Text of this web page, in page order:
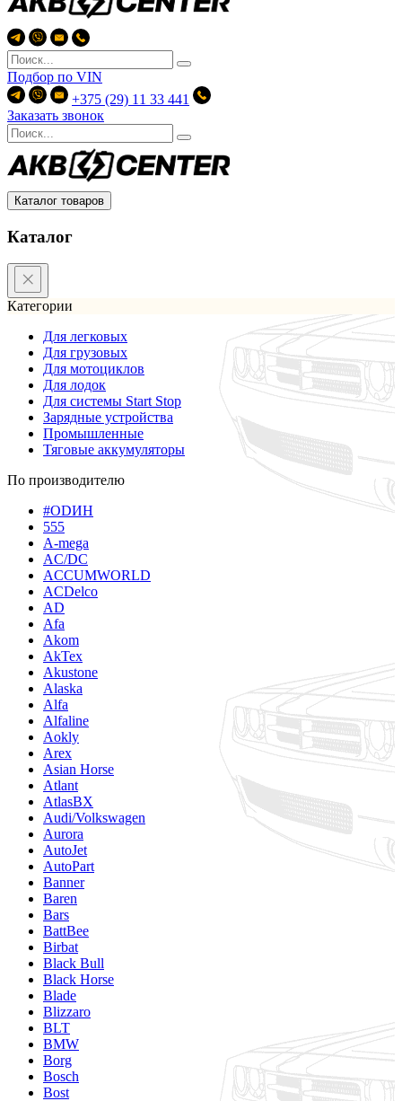
Подбор по VIN
+375 (29) 11 33 441
Заказать звонок
Каталог товаров
Каталог
Категории
Для легковых
Для грузовых
Для мотоциклов
Для лодок
Для системы Start Stop
Зарядные устройства
Промышленные
Тяговые аккумуляторы
По производителю
#ODИН
555
A-mega
AC/DC
ACCUMWORLD
ACDelco
AD
Afa
Akom
AkTex
Akustone
Alaska
Alfa
Alfaline
Aokly
Arex
Asian Horse
Atlant
AtlasBX
Audi/Volkswagen
Aurora
AutoJet
AutoPart
Banner
Baren
Bars
BattBee
Birbat
Black Bull
Black Horse
Blade
Blizzaro
BLT
BMW
Borg
Bosch
Bost